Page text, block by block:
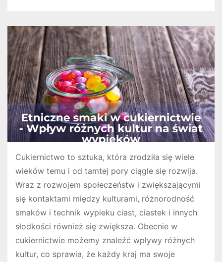
Cukiernictwo to sztuka, która zrodziła się wiele
wieków temu i od tamtej pory ciągle się rozwija.
Wraz z rozwojem społeczeństw i zwiększającymi
się kontaktami między kulturami, różnorodność
smaków i technik wypieku ciast, ciastek i innych
słodkości również się zwiększa. Obecnie w
cukiernictwie możemy znaleźć wpływy różnych
kultur, co sprawia, że każdy kraj ma swoje